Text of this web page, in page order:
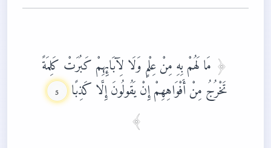
مَا لَهُمْ بِهِ مِنْ عِلْمٍ وَلَا لِآبَائِهِمْ كَبُرَتْ كَلِمَةً
تَخْرُجُ مِنْ أَفْوَاهِهِمْ إِنْ يَقُولُونَ إِلَّا كَذِبًا 5